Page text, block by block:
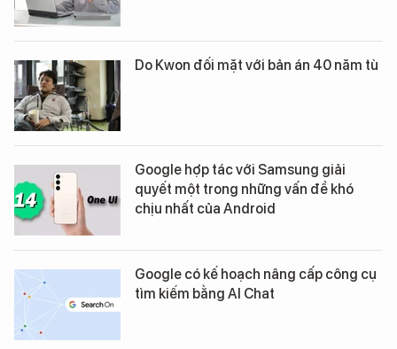
Do Kwon đối mặt với bản án 40 năm tù
Google hợp tác với Samsung giải
quyết một trong những vấn đề khó
chịu nhất của Android
Google có kế hoạch nâng cấp công cụ
tìm kiếm bằng AI Chat